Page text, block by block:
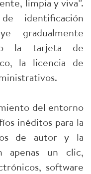
identificación
gradualmente
la tarjeta de
la licencia de
del entorno
inéditos para la
de autor y la
apenas un clic,
software